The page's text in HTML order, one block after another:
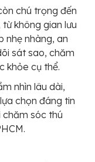
chú trọng đến
không gian lưu
nhẹ nhàng, an
sát sao, chăm
khỏe cụ thể.
nhìn lâu dài,
chọn đáng tin
chăm sóc thú